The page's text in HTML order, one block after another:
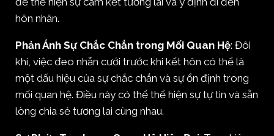
hôn nhân.
Phản Ánh Sự Chắc Chắn trong Mối Quan Hệ: Đôi
khi, việc đeo nhẫn cưới trước khi kết hôn có thể là
một dấu hiệu của sự chắc chắn và sự ổn định trong
mối quan hệ. Điều này có thể thể hiện sự tự tin và sẵn
lòng chia sẻ tương lai cùng nhau.